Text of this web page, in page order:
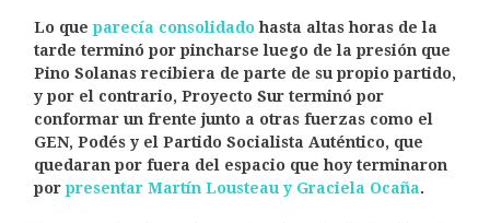
Lo que parecía consolidadohasta altas horas de la
tarde terminó por pincharse luego de la presión que
Pino Solanas recibiera de parte de su propio partido,
y por el contrario, Proyecto Sur terminó por
conformar un frente junto a otras fuerzas como el
GEN, Podés y el Partido Socialista Auténtico, que
quedaran por fuera del espacio que hoy terminaron
por presentar Martín Lousteau y Graciela Ocaña.